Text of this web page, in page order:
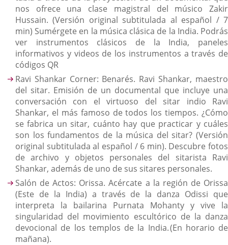
nos ofrece una clase magistral del músico Zakir
Hussain. (Versión original subtitulada al español / 7
min) Sumérgete en la música clásica de la India. Podrás
ver instrumentos clásicos de la India, paneles
informativos y videos de los instrumentos a través de
códigos QR
Ravi Shankar Corner: Benarés. Ravi Shankar, maestro
del sitar. Emisión de un documental que incluye una
conversación con el virtuoso del sitar indio Ravi
Shankar, el más famoso de todos los tiempos. ¿Cómo
se fabrica un sitar, cuánto hay que practicar y cuáles
son los fundamentos de la música del sitar? (Versión
original subtitulada al español / 6 min). Descubre fotos
de archivo y objetos personales del sitarista Ravi
Shankar, además de uno de sus sitares personales.
Salón de Actos: Orissa. Acércate a la región de Orissa
(Este de la India) a través de la danza Odissi que
interpreta la bailarina Purnata Mohanty y vive la
singularidad del movimiento escultórico de la danza
devocional de los templos de la India. (En horario de
mañana).